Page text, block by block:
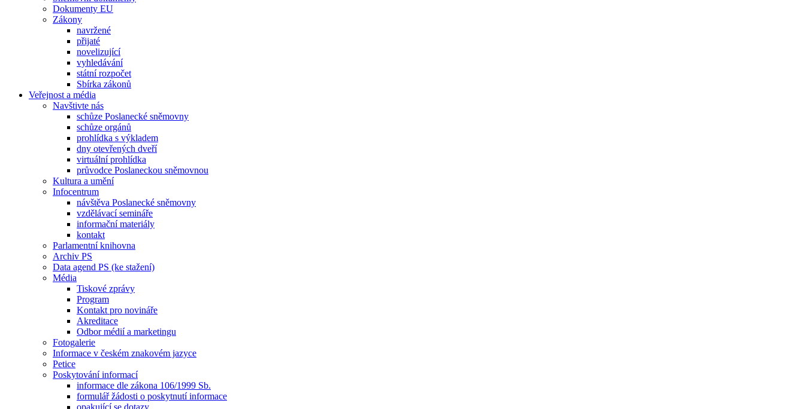
Dokumenty EU
Zákony
navržené
přijaté
novelizující
vyhledávání
státní rozpočet
Sbírka zákonů
Veřejnost a média
Navštivte nás
schůze Poslanecké sněmovny
schůze orgánů
prohlídka s výkladem
dny otevřených dveří
virtuální prohlídka
průvodce Poslaneckou sněmovnou
Kultura a umění
Infocentrum
návštěva Poslanecké sněmovny
vzdělávací semináře
informační materiály
kontakt
Parlamentní knihovna
Archiv PS
Data agend PS (ke stažení)
Média
Tiskové zprávy
Program
Kontakt pro novináře
Akreditace
Odbor médií a marketingu
Fotogalerie
Informace v českém znakovém jazyce
Petice
Poskytování informací
informace dle zákona 106/1999 Sb.
formulář žádosti o poskytnutí informace
opakující se dotazy